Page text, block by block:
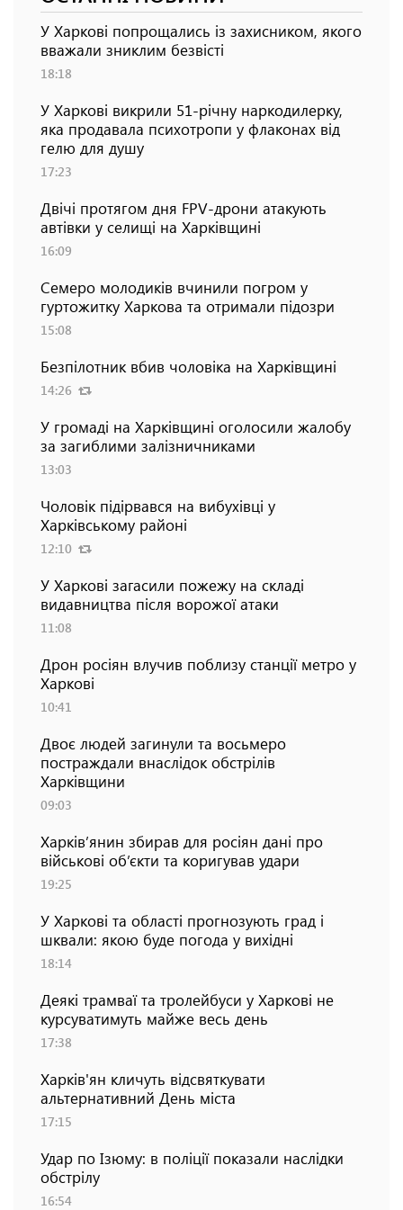
У Харкові попрощались із захисником, якого
вважали зниклим безвісті
18:18
У Харкові викрили 51-річну наркодилерку,
яка продавала психотропи у флаконах від
гелю для душу
17:23
Двічі протягом дня FPV-дрони атакують
автівки у селищі на Харківщині
16:09
Семеро молодиків вчинили погром у
гуртожитку Харкова та отримали підозри
15:08
Безпілотник вбив чоловіка на Харківщині
14:26
У громаді на Харківщині оголосили жалобу
за загиблими залізничниками
13:03
Чоловік підірвався на вибухівці у
Харківському районі
12:10
У Харкові загасили пожежу на складі
видавництва після ворожої атаки
11:08
Дрон росіян влучив поблизу станції метро у
Харкові
10:41
Двоє людей загинули та восьмеро
постраждали внаслідок обстрілів
Харківщини
09:03
Харків’янин збирав для росіян дані про
військові об’єкти та коригував удари
19:25
У Харкові та області прогнозують град і
шквали: якою буде погода у вихідні
18:14
Деякі трамваї та тролейбуси у Харкові не
курсуватимуть майже весь день
17:38
Харків'ян кличуть відсвяткувати
альтернативний День міста
17:15
Удар по Ізюму: в поліції показали наслідки
обстрілу
16:54